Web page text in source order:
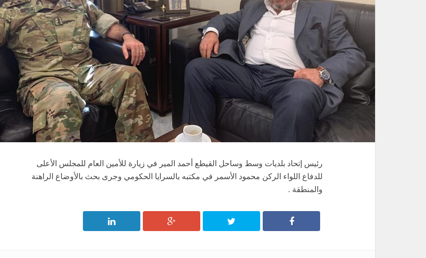
رئيس إتحاد بلديات وسط وساحل القيطع أحمد المير في زيارة للأمين العام للمجلس الأعلى
للدفاع اللواء الركن محمود الأسمر في مكتبه بالسرايا الحكومي وجرى بحث بالأوضاع الراهنة
والمنطقة .